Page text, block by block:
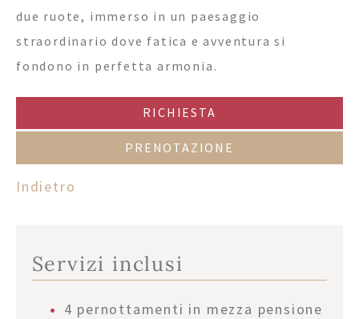
due ruote, immerso in un paesaggio
straordinario dove fatica e avventura si
fondono in perfetta armonia.
RICHIESTA
PRENOTAZIONE
Indietro
Servizi inclusi
4 pernottamenti in mezza pensione